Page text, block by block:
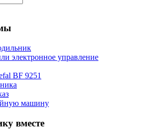
электронное управление
BF 9251
машину
вместе